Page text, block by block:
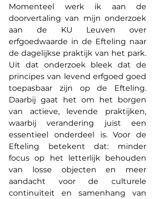
Momenteel werk ik aan de
doorvertaling van mijn onderzoek
aan de KU Leuven over
erfgoedwaarde in de Efteling naar
de dagelijkse praktijk van het park.
Uit dat onderzoek bleek dat de
principes van levend erfgoed goed
toepasbaar zijn op de Efteling.
Daarbij gaat het om het borgen
van actieve, levende praktijken,
waarbij verandering juist een
essentieel onderdeel is. Voor de
Efteling betekent dat: minder
focus op het letterlijk behouden
van losse objecten en meer
aandacht voor de culturele
continuïteit en samenhang van